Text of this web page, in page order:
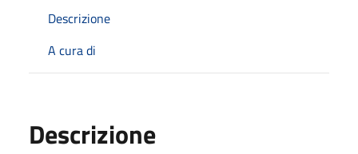
Descrizione
A cura di
Descrizione